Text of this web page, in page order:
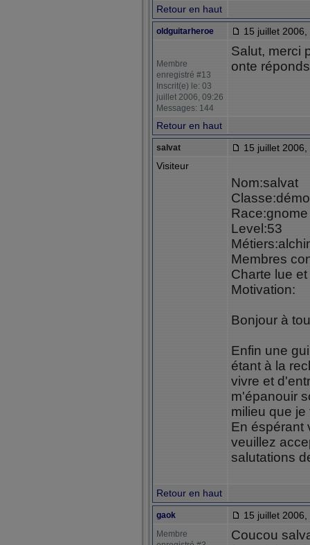
Retour en haut
oldguitarheroe 15 juillet 2006,
Membre
enregistré #13
Inscrit(e) le: 03
juillet 2006, 09:26
Messages: 144
Salut, merci
onte
Retour en haut
salvat
15 juillet 2006,
Visiteur
Nom:salvat
Race:gnome
Level:53
Membres
Charte lue
Motivation:
Bonjour à
Enfin une
étant à la
vivre et
m'épanouir
milieu que
En éspérant
veuillez
salutations
Retour en haut
gaok 15 juillet 2006,
Membre
Coucou